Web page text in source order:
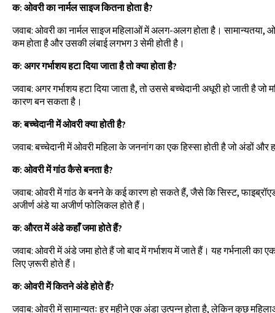
क: ओवरी का नार्मल साइज कितना होता है?
जवाब: ओवरी का नार्मल साइज महिलाओं में अलग-अलग होता है।
कम होता है और उसकी लंबाई लगभग 3 सेमी होती है।
क: अगर गर्भाशय हटा दिया जाता है तो क्या होता है?
जवाब: अगर गर्भाशय हटा दिया जाता है, तो उससे बच्चेदानी अधूरी हो जाती है जो
कारण बन सकता है।
क: बच्चेदानी में ओवरी क्या होती है?
जवाब: बच्चेदानी में ओवरी महिला के जननांग का एक हिस्सा होती है जो अंडों और
क: ओवरी में गांठ कैसे बनता है?
जवाब: ओवरी में गांठ के बनने के कई कारण हो सकते हैं, जैसे कि सिस्ट,
अजीर्ण अंडे या अजीर्ण फोलिकल होते हैं।
क: औरत में अंडे कहाँ जमा होते हैं?
जवाब: ओवरी में अंडे जमा होते हैं जो बाद में गर्भाशय में जाते हैं। यह गर्भनाली का
लिए ज़रूरी होते हैं।
क: ओवरी में कितने अंडे होते हैं?
जवाब: ओवरी में सामान्यतः हर महीने एक अंडा उत्पन्न होता है, लेकिन कुछ